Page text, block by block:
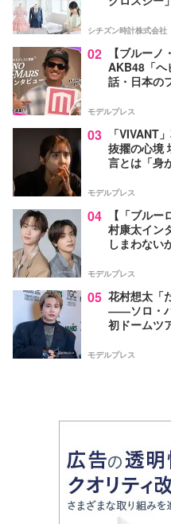
シチズン時計株式会社
02
【ブルーノ
AKB48「ヘ
話・日本の
モデルプレス
03
「VIVANT
抜擢の心境
言とは「身
モデルプレス
04
【「ブル
村康太イン
しまわない
モデルプレス
05 花村想太「
――ソロ・
初ドームツ
モデルプレス